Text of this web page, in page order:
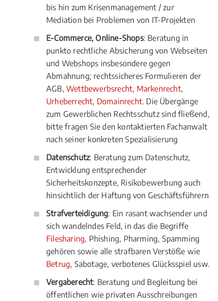
bis hin zum Krisenmanagement / zur
Mediation bei Problemen von IT-Projekten
E-Commerce, Online-Shops: Beratung in
punkto rechtliche Absicherung von Webseiten
und Webshops insbesondere gegen
Abmahnung; rechtssicheres Formulieren der
AGB, Wettbewerbsrecht, Markenrecht,
Urheberrecht, Domainrecht. Die Übergänge
zum Gewerblichen Rechtsschutz sind fließend,
bitte fragen Sie den kontaktierten Fachanwalt
nach seiner konkreten Spezialisierung
Datenschutz: Beratung zum Datenschutz,
Entwicklung entsprechender
Sicherheitskonzepte, Risikobewerbung auch
hinsichtlich der Haftung von Geschäftsführern
Strafverteidigung: Ein rasant wachsender und
sich wandelndes Feld, in das die Begriffe
Filesharing, Phishing, Pharming, Spamming
gehören sowie alle strafbaren Verstöße wie
Betrug, Sabotage, verbotenes Glücksspiel usw.
Vergaberecht: Beratung und Begleitung bei
öffentlichen wie privaten Ausschreibungen